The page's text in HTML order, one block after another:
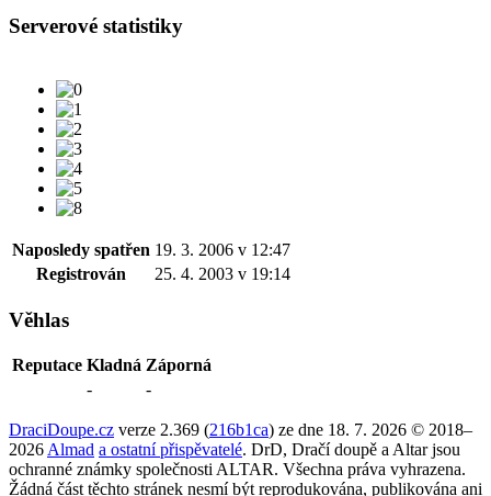
Serverové statistiky
Naposledy spatřen 19. 3. 2006 v 12:47
Registrován
25. 4. 2003 v 19:14
Věhlas
Reputace Kladná Záporná
-
-
DraciDoupe.cz verze 2.369 (216b1ca) ze dne 18. 7. 2026 © 2018–
2026 Almad a ostatní přispěvatelé. DrD, Dračí doupě a Altar jsou
ochranné známky společnosti ALTAR. Všechna práva vyhrazena.
Žádná část těchto stránek nesmí být reprodukována, publikována ani